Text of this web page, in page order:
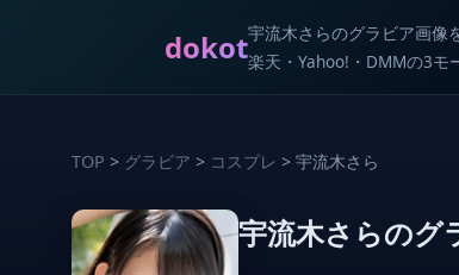
dokot宇流木さらのグラビア画像
楽天・Yahoo!・DMMの3モ
TOP > グラビア > コスプレ > 宇流木さら
宇流木さらのグ